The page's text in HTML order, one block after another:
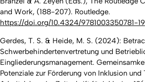
and Work, (188-207). Routledge.
https://doi.org/10.4324/9781003350781-19
Gerdes, T. S. & Heide, M. S. (2024):
Schwerbehindertenvertretung und
Eingliederungsmanagement.
Potenziale zur Förderung von Inklusion und